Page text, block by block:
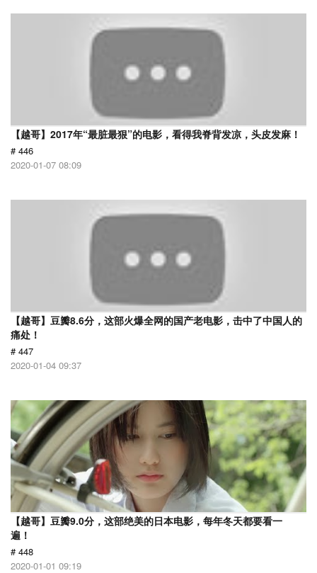
【越哥】2017年“最脏最狠”的电影，看得我脊背发凉，头皮发麻！
# 446
2020-01-07 08:09
【越哥】豆瓣8.6分，这部火爆全网的国产老电影，击中了中国人的
痛处！
# 447
2020-01-04 09:37
【越哥】豆瓣9.0分，这部绝美的日本电影，每年冬天都要看一
遍！
# 448
2020-01-01 09:19